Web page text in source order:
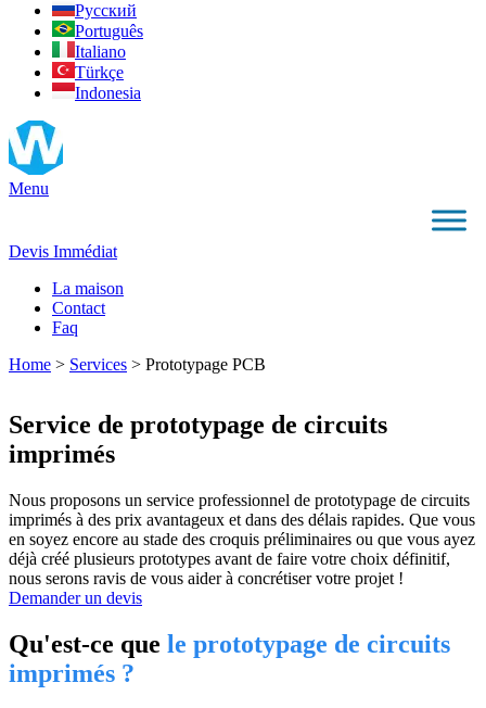
Русский
Português
Italiano
Türkçe
Indonesia
Menu
Devis Immédiat
La maison
Contact
Faq
Home > Services > Prototypage PCB
Service de prototypage de circuits
imprimés
Nous proposons un service professionnel de prototypage de circuits
imprimés à des prix avantageux et dans des délais rapides. Que vous
en soyez encore au stade des croquis préliminaires ou que vous ayez
déjà créé plusieurs prototypes avant de faire votre choix définitif,
nous serons ravis de vous aider à concrétiser votre projet !
Demander un devis
Qu'est-ce que le prototypage de circuits
imprimés ?